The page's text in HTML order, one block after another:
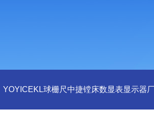
YOYICEKL球栅尺中捷镗床数显表显示器